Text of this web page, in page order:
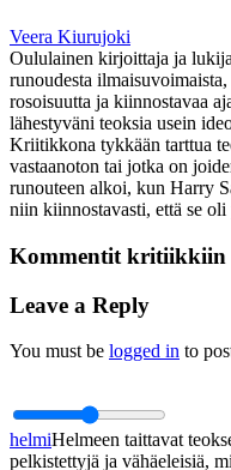
Veera Kiurujoki
Oululainen kirjoittaja ja
runoudesta
rosoisuutta ja kiinnostavaa
lähestyväni teoksia usein
Kriitikkona tykkään tarttua
vastaanoton tai jotka on
runouteen alkoi, kun Harry
niin kiinnostavasti, että se
Kommentit kritiikkiin
Leave a Reply
You must be logged in to
helmiHelmeen taittavat
pelkistettyjä ja vähäeleisiä,